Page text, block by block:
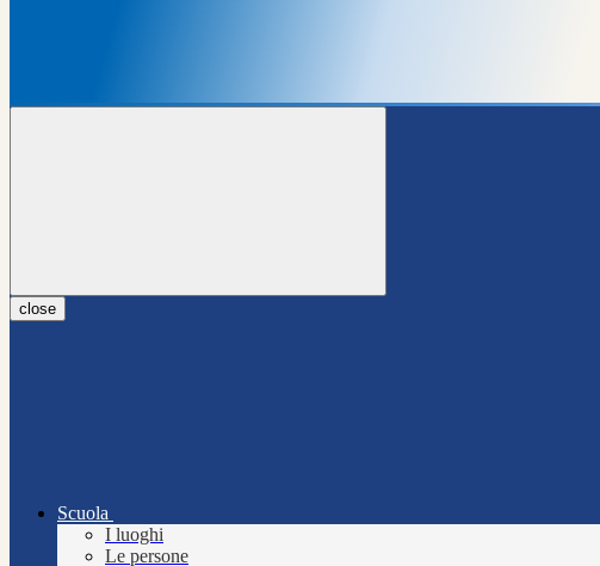
close
Scuola
I luoghi
Le persone